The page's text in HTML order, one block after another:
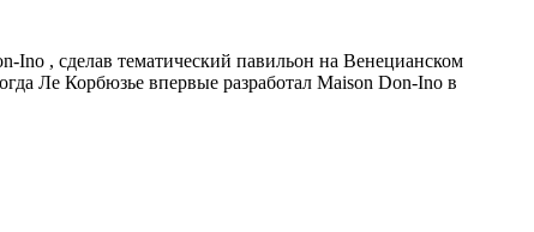
Ino , сделав тематический павильон на Венецианском
Ле Корбюзье впервые разработал Maison Don-Ino в